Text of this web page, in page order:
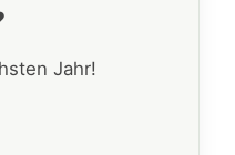
Jahr!